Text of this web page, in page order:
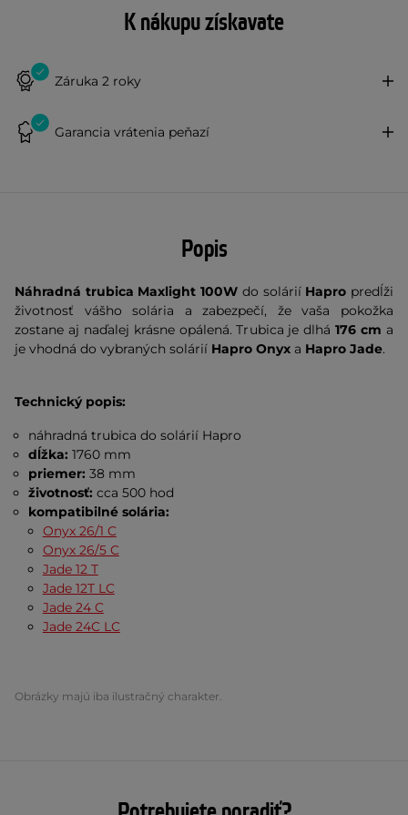
K nákupu získavate
Záruka 2 roky
Garancia vrátenia peňazí
Popis
Náhradná trubica Maxlight 100W do solárií Hapro predĺži
životnosť vášho solária a zabezpečí, že vaša pokožka
zostane aj naďalej krásne opálená. Trubica je dlhá176 cm a
je vhodná do vybraných solárií Hapro Onyx a Hapro Jade.
Technický popis:
náhradná trubica do solárií Hapro
dĺžka: 1760 mm
priemer: 38 mm
životnosť: cca 500 hod
kompatibilné solária:
Onyx 26/1 C
Onyx 26/5 C
Jade 12 T
Jade 12T LC
Jade 24 C
Jade 24C LC
Obrázky majú iba ilustračný charakter.